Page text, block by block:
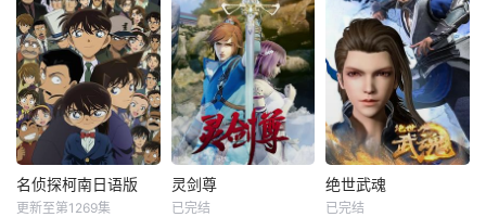
名侦探柯南日语版
更新至第1269集
灵剑尊
已完结
绝世武魂
已完结